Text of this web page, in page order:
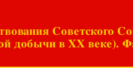
Советского
добычи в XX веке).